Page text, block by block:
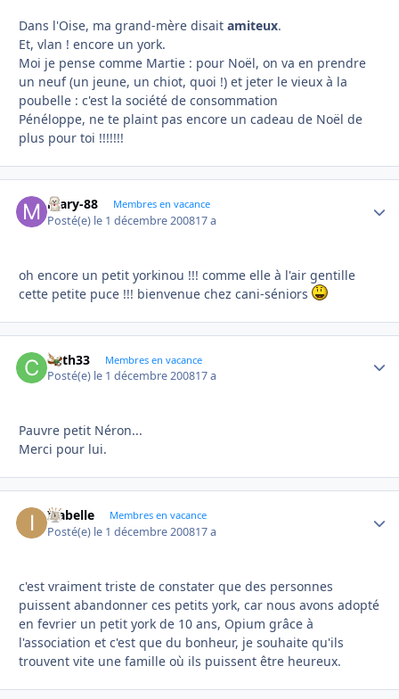
Dans l'Oise, ma grand-mère disait amiteux.
Et, vlan ! encore un york.
Moi je pense comme Martie : pour Noël, on va en prendre
un neuf (un jeune, un chiot, quoi !) et jeter le vieux à la
poubelle : c'est la société de consommation
Pénéloppe, ne te plaint pas encore un cadeau de Noël de
plus pour toi !!!!!!!
mary-88 Membres en vacance
Posté(e) le 1 décembre 200817 a
oh encore un petit yorkinou !!! comme elle à l'air gentille
cette petite puce !!! bienvenue chez cani-séniors
Cath33 Membres en vacance
Posté(e) le 1 décembre 200817 a
Pauvre petit Néron...
Merci pour lui.
Isabelle Membres en vacance
Posté(e) le 1 décembre 200817 a
c'est vraiment triste de constater que des personnes
puissent abandonner ces petits york, car nous avons adopté
en fevrier un petit york de 10 ans, Opium grâce à
l'association et c'est que du bonheur, je souhaite qu'ils
trouvent vite une famille où ils puissent être heureux.